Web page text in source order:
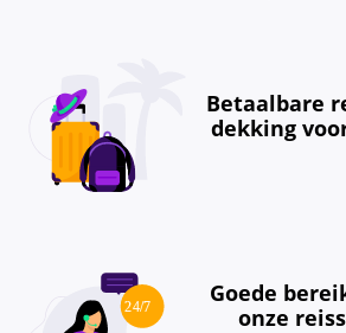
Betaalbare
dekking
Goede
onze